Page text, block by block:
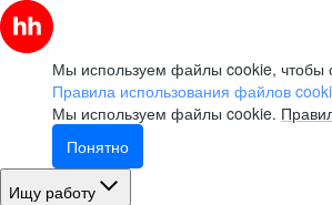
Мы используем файлы cookie, чтобы
Правила использования файлов
Мы используем файлы cookie.
Понятно
Ищу работу